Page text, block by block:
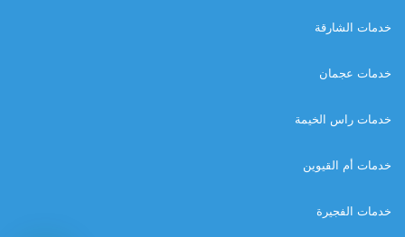
خدمات الشارقة
خدمات عجمان
خدمات راس الخيمة
خدمات أم القيوين
خدمات الفجيرة